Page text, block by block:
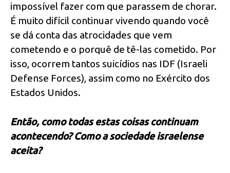
impossível fazer com que parassem de chorar.
É muito difícil continuar vivendo quando você
se dá conta das atrocidades que vem
cometendo e o porquê de tê-las cometido. Por
isso, ocorrem tantos suicídios nas IDF (Israeli
Defense Forces), assim como no Exército dos
Estados Unidos.
Então, como todas estas coisas continuam
acontecendo? Como a sociedade israelense
aceita?